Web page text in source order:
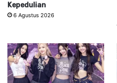
Kepedulian
6 Agustus 2026